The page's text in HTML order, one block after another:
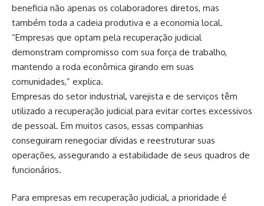
beneficia não apenas os colaboradores diretos, mas
também toda a cadeia produtiva e a economia local.
“Empresas que optam pela recuperação judicial
demonstram compromisso com sua força de trabalho,
mantendo a roda econômica girando em suas
comunidades,” explica.
Empresas do setor industrial, varejista e de serviços têm
utilizado a recuperação judicial para evitar cortes excessivos
de pessoal. Em muitos casos, essas companhias
conseguiram renegociar dívidas e reestruturar suas
operações, assegurando a estabilidade de seus quadros de
funcionários.
Para empresas em recuperação judicial, a prioridade é